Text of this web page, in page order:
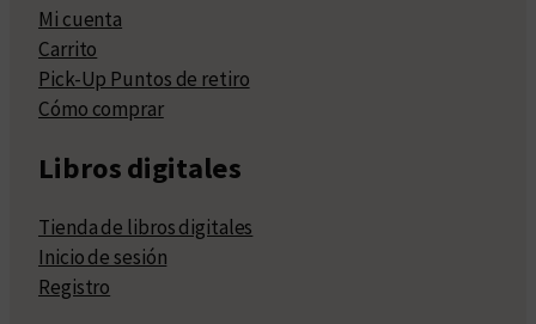
Mi cuenta
Carrito
Pick-Up Puntos de retiro
Cómo comprar
Libros digitales
Tienda de libros digitales
Inicio de sesión
Registro